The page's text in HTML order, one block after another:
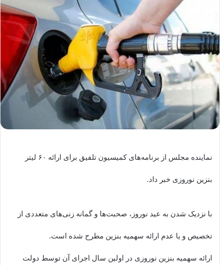
نماینده مجلس از برنامه‌های کمیسیون تلفیق برای ارائه ۶۰ لیتر
بنزین نوروزی خبر داد.
با نزدیک شدن به عید نوروز، صحبت‌ها و گمانه زنی‌های متعددی از
تخصیص و یا عدم ارائه سهمیه بنزین مطرح شده است.
ارائه سهمیه بنزین نوروزی در اولین سال اجرای آن توسط دولت